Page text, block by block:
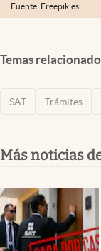
Fuente: Freepik.es
Temas
SAT Trámites
Más noticias